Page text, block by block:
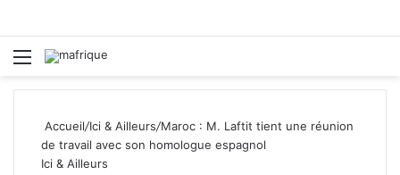
Menu
Accueil/Ici & Ailleurs/Maroc : M. Laftit tient une réunion
de travail avec son homologue espagnol
Ici & Ailleurs